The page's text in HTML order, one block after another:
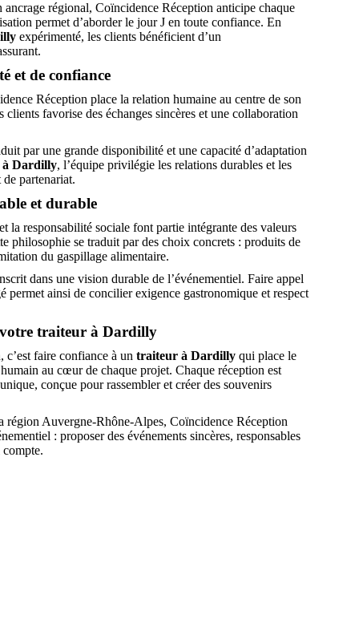
ancrage régional, Coïncidence Réception anticipe chaque
permet d’aborder le jour J en toute confiance. En
expérimenté, les clients bénéficient d’un
et de confiance
Réception place la relation humaine au centre de son
favorise des échanges sincères et une collaboration
par une grande disponibilité et une capacité d’adaptation
Dardilly, l’équipe privilégie les relations durables et les
partenariat.
et durable
la responsabilité sociale font partie intégrante des valeurs
philosophie se traduit par des choix concrets : produits de
du gaspillage alimentaire.
dans une vision durable de l’événementiel. Faire appel
permet ainsi de concilier exigence gastronomique et respect
traiteur à Dardilly
faire confiance à un traiteur à Dardilly qui place le
au cœur de chaque projet. Chaque réception est
conçue pour rassembler et créer des souvenirs
région Auvergne-Rhône-Alpes, Coïncidence Réception
: proposer des événements sincères, responsables